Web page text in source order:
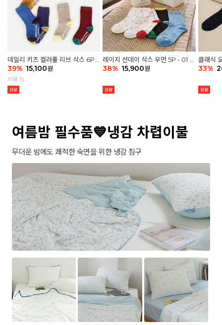
데일리 키즈 컬러풀 리브 삭스 6P -
03 세트
39% 15,100원
리뷰 15
레이지 선데이 삭스 우먼 5P - 01 G
athering
38% 15,900원
클래식
세트
33%
여름밤 필수품💙냉감 차렵이불
무더운 밤에도 쾌적한 숙면을 위한 냉감 침구